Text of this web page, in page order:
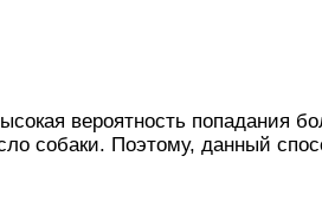
вероятность попадания
собаки. Поэтому, данный